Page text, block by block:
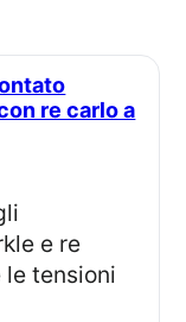
re carlo a
e re
le tensioni